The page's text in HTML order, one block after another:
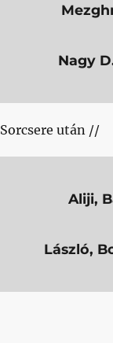
Nagy
Sorcsere után //
Aliji,
László,